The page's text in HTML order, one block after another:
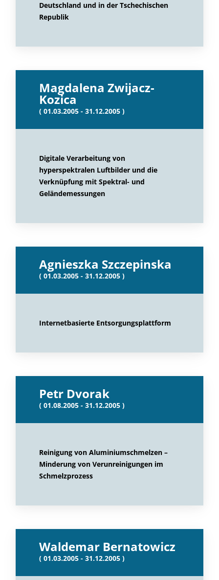
Deutschland und in der Tschechischen
Republik
Magdalena Zwijacz-
Kozica
( 01.03.2005 - 31.12.2005 )
Digitale Verarbeitung von
hyperspektralen Luftbilder und die
Verknüpfung mit Spektral- und
Geländemessungen
Agnieszka Szczepinska
( 01.03.2005 - 31.12.2005 )
Internetbasierte Entsorgungsplattform
Petr Dvorak
( 01.08.2005 - 31.12.2005 )
Reinigung von Aluminiumschmelzen –
Minderung von Verunreinigungen im
Schmelzprozess
Waldemar Bernatowicz
( 01.03.2005 - 31.12.2005 )